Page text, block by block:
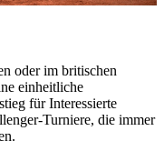
oder im britischen
einheitliche
für Interessierte
Turniere, die immer